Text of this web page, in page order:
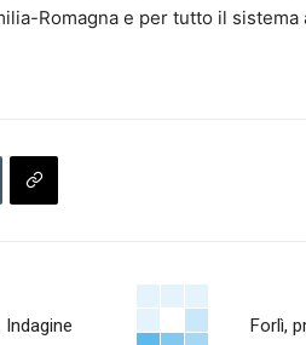
Romagna e per tutto il
Forlì,